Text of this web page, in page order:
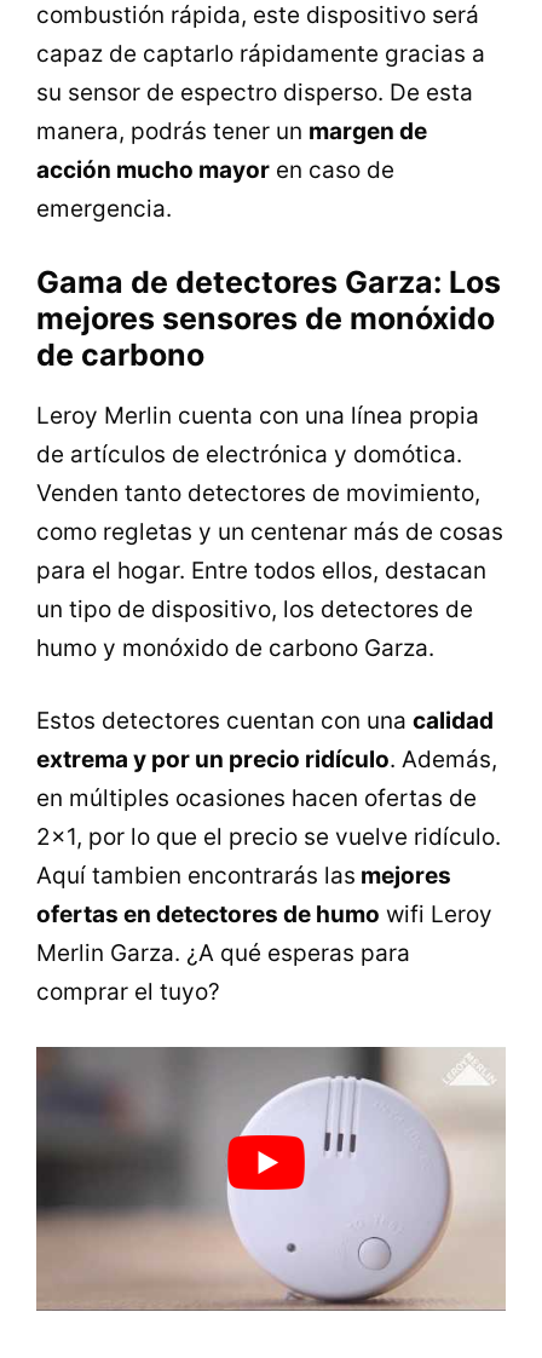
combustión rápida, este dispositivo será
capaz de captarlo rápidamente gracias a
su sensor de espectro disperso. De esta
manera, podrás tener un margen de
acción mucho mayor en caso de
emergencia.
Gama de detectores Garza: Los
mejores sensores de monóxido
de carbono
Leroy Merlin cuenta con una línea propia
de artículos de electrónica y domótica.
Venden tanto detectores de movimiento,
como regletas y un centenar más de cosas
para el hogar. Entre todos ellos, destacan
un tipo de dispositivo, los detectores de
humo y monóxido de carbono Garza.
Estos detectores cuentan con una calidad
extrema y por un precio ridículo. Además,
en múltiples ocasiones hacen ofertas de
2×1, por lo que el precio se vuelve ridículo.
Aquí tambien encontrarás las mejores
ofertas en detectores de humo wifi Leroy
Merlin Garza. ¿A qué esperas para
comprar el tuyo?